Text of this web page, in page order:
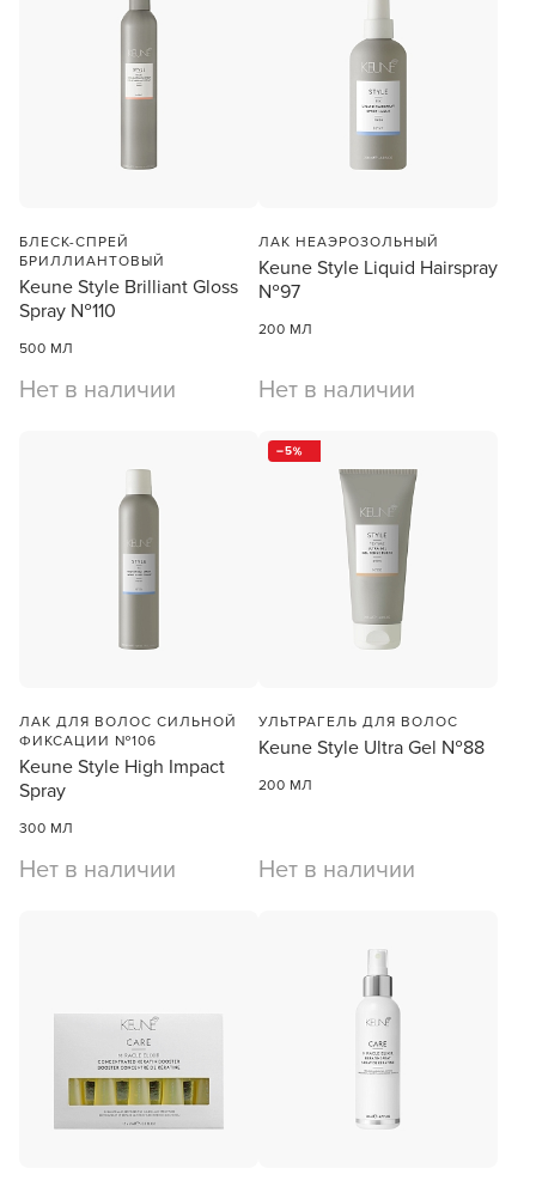
БЛЕСК-СПРЕЙ
БРИЛЛИАНТОВЫЙ
Keune Style Brilliant Gloss
Spray №110
500 МЛ
Нет в наличии
ЛАК НЕАЭРОЗОЛЬНЫЙ
Keune Style Liquid Hairspray
№97
200 МЛ
Нет в наличии
ЛАК ДЛЯ ВОЛОС СИЛЬНОЙ
ФИКСАЦИИ №106
Keune Style High Impact
Spray
300 МЛ
Нет в наличии
5
УЛЬТРАГЕЛЬ ДЛЯ ВОЛОС
Keune Style Ultra Gel №88
200 МЛ
Нет в наличии